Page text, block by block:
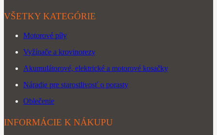
VŠETKY KATEGÓRIE
Motorové píly
Vyžínače a krovinorezy
Akumulátorové, elektrické a motorové kosačky
Náradie pre starostlivosť o porasty
Oblečenie
INFORMÁCIE K NÁKUPU